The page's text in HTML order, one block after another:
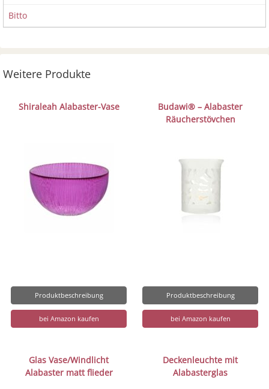
Bitto
Weitere Produkte
Shiraleah Alabaster-Vase
Produktbeschreibung
bei Amazon kaufen
Budawi® – Alabaster
Räucherstövchen
Produktbeschreibung
bei Amazon kaufen
Glas Vase/Windlicht
Alabaster matt flieder
Deckenleuchte mit
Alabasterglas